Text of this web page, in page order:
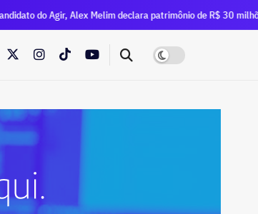
Alex Melim declara patrimônio de R$ 30 milhões à Justiça